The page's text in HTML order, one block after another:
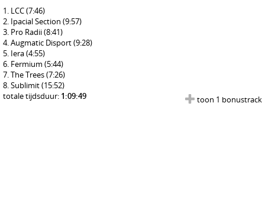
LCC(7:46)
Ipacial Section (9:57)
Pro Radii(8:41)
Augmatic Disport(9:28)
Iera(4:55)
Fermium (5:44)
The Trees(7:26)
Sublimit(15:52)
toon 1 bonustrack
totale tijdsduur: 1:09:49